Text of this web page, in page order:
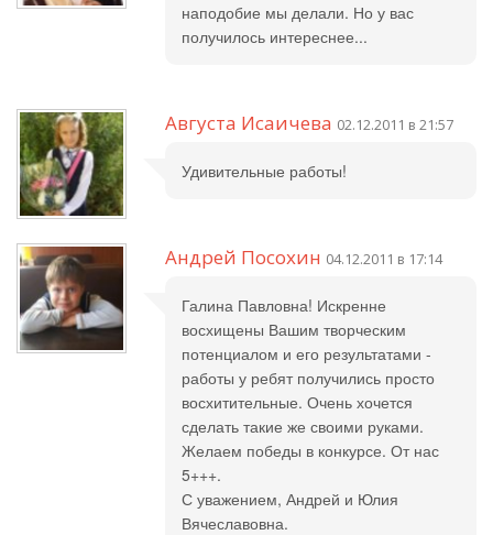
наподобие мы делали. Но у вас
получилось интереснее...
Августа Исаичева 02.12.2011 в 21:57
Удивительные работы!
Андрей Посохин 04.12.2011 в 17:14
Галина Павловна! Искренне
восхищены Вашим творческим
потенциалом и его результатами -
работы у ребят получились просто
восхитительные. Очень хочется
сделать такие же своими руками.
Желаем победы в конкурсе. От нас
5+++.
С уважением, Андрей и Юлия
Вячеславовна.